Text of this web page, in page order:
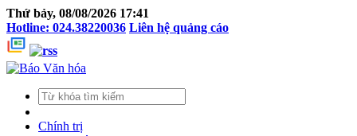
Thứ bảy, 08/08/2026 17:41
Hotline: 024.38220036 Liên hệ quảng cáo
Chính trị